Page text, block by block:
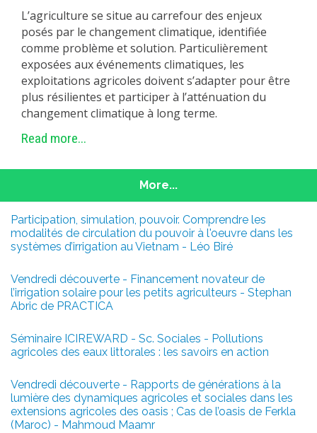
L’agriculture se situe au carrefour des enjeux
posés par le changement climatique, identifiée
comme problème et solution. Particulièrement
exposées aux événements climatiques, les
exploitations agricoles doivent s’adapter pour être
plus résilientes et participer à l’atténuation du
changement climatique à long terme.
Read more...
More...
Participation, simulation, pouvoir. Comprendre les
modalités de circulation du pouvoir à l'oeuvre dans les
systèmes d’irrigation au Vietnam - Léo Biré
Vendredi découverte - Financement novateur de
l’irrigation solaire pour les petits agriculteurs - Stephan
Abric de PRACTICA
Séminaire ICIREWARD - Sc. Sociales - Pollutions
agricoles des eaux littorales : les savoirs en action
Vendredi découverte - Rapports de générations à la
lumière des dynamiques agricoles et sociales dans les
extensions agricoles des oasis ; Cas de l’oasis de Ferkla
(Maroc) - Mahmoud Maamr